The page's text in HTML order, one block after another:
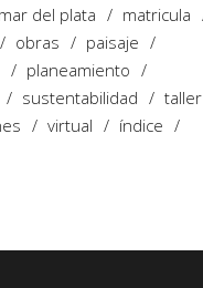
mar del plata
matricula
obras
paisaje
planeamiento
sustentabilidad
taller
virtual índice